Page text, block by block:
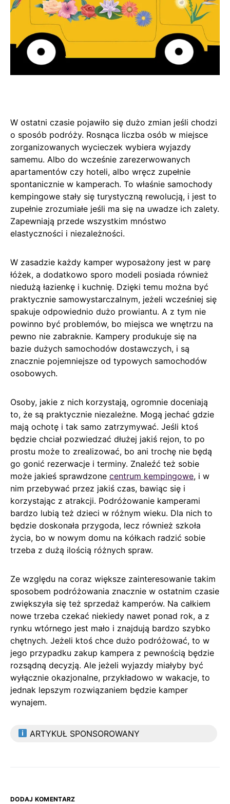
W ostatni czasie pojawiło się dużo zmian jeśli chodzi
o sposób podróży. Rosnąca liczba osób w miejsce
zorganizowanych wycieczek wybiera wyjazdy
samemu. Albo do wcześnie zarezerwowanych
apartamentów czy hoteli, albo wręcz zupełnie
spontanicznie w kamperach. To właśnie samochody
kempingowe stały się turystyczną rewolucją, i jest to
zupełnie zrozumiałe jeśli ma się na uwadze ich zalety.
Zapewniają przede wszystkim mnóstwo
elastyczności i niezależności.
W zasadzie każdy kamper wyposażony jest w parę
łóżek, a dodatkowo sporo modeli posiada również
niedużą łazienkę i kuchnię. Dzięki temu można być
praktycznie samowystarczalnym, jeżeli wcześniej się
spakuje odpowiednio dużo prowiantu. A z tym nie
powinno być problemów, bo miejsca we wnętrzu na
pewno nie zabraknie. Kampery produkuje się na
bazie dużych samochodów dostawczych, i są
znacznie pojemniejsze od typowych samochodów
osobowych.
Osoby, jakie z nich korzystają, ogromnie doceniają
to, że są praktycznie niezależne. Mogą jechać gdzie
mają ochotę i tak samo zatrzymywać. Jeśli ktoś
będzie chciał pozwiedzać dłużej jakiś rejon, to po
prostu może to zrealizować, bo ani trochę nie będą
go gonić rezerwacje i terminy. Znaleźć też sobie
może jakieś sprawdzone centrum kempingowe, i w
nim przebywać przez jakiś czas, bawiąc się i
korzystając z atrakcji. Podróżowanie kamperami
bardzo lubią też dzieci w różnym wieku. Dla nich to
będzie doskonała przygoda, lecz również szkoła
życia, bo w nowym domu na kółkach radzić sobie
trzeba z dużą ilością różnych spraw.
Ze względu na coraz większe zainteresowanie takim
sposobem podróżowania znacznie w ostatnim czasie
zwiększyła się też sprzedaż kamperów. Na całkiem
nowe trzeba czekać niekiedy nawet ponad rok, a z
rynku wtórnego jest mało i znajdują bardzo szybko
chętnych. Jeżeli ktoś chce dużo podróżować, to w
jego przypadku zakup kampera z pewnością będzie
rozsądną decyzją. Ale jeżeli wyjazdy miałyby być
wyłącznie okazjonalne, przykładowo w wakacje, to
jednak lepszym rozwiązaniem będzie kamper
wynajem.
ARTYKUŁ SPONSOROWANY
DODAJ KOMENTARZ